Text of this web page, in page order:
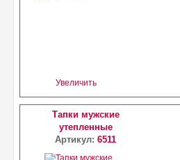
Увеличить
Тапки мужские
утепленные
Артикул: 6511